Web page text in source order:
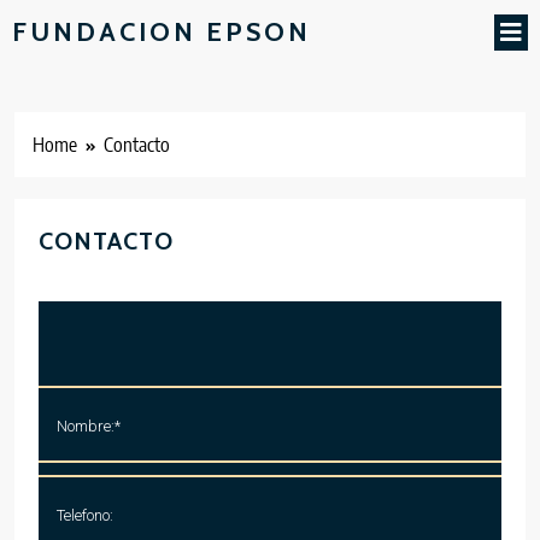
FUNDACION EPSON
Home Contacto
CONTACTO